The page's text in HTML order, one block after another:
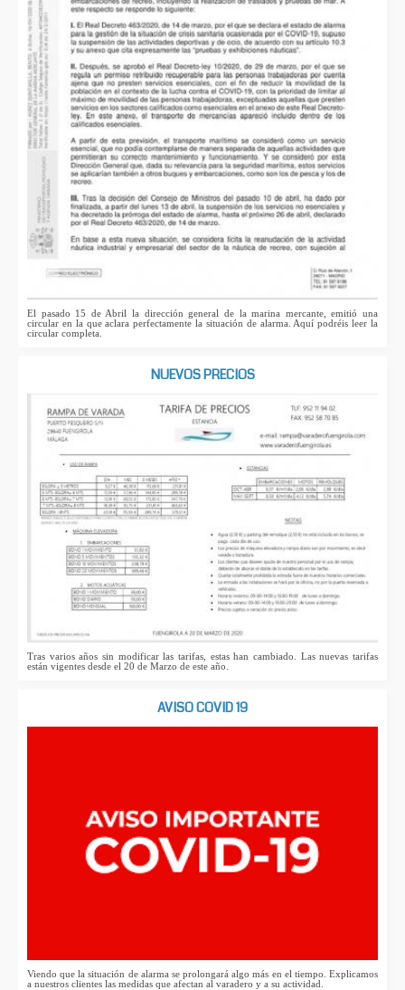
El pasado 15 de Abril la dirección general de la marina mercante, emitió una
circular en la que aclara perfectamente la situación de alarma. Aquí podréis leer la
circular completa.
NUEVOS PRECIOS
Tras varios años sin modificar las tarifas, estas han cambiado. Las nuevas tarifas
están vigentes desde el 20 de Marzo de este año.
AVISO COVID 19
Viendo que la situación de alarma se prolongará algo más en el tiempo. Explicamos
a nuestros clientes las medidas que afectan al varadero y a su actividad.